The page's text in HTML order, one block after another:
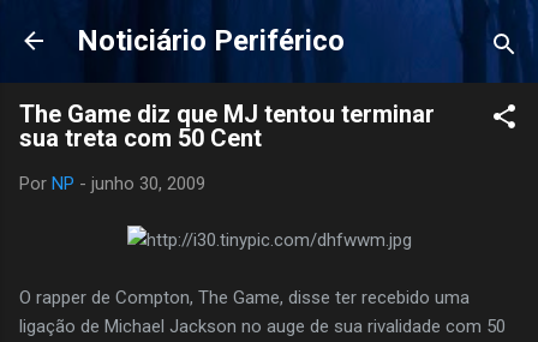
Pular para o conteúdo principal
Noticiário Periférico
The Game diz que MJ tentou terminar
sua treta com 50 Cent
Por NP - junho 30, 2009
O rapper de Compton, The Game, disse ter recebido uma
ligação de Michael Jackson no auge de sua rivalidade com 50